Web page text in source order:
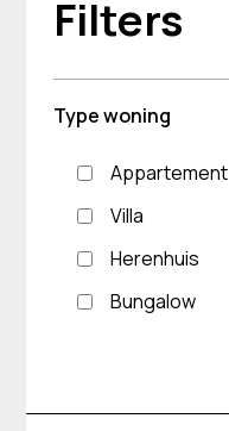
Filters
Type woning
Appartement
Villa
Herenhuis
Bungalow